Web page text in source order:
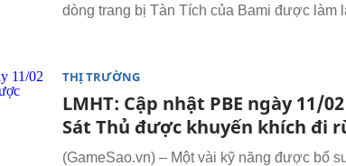
dòng trang bị Tàn Tích của Bami được làm
THỊ TRƯỜNG
LMHT: Cập nhật PBE ngày 11/
Sát Thủ được khuyến khích đi
(GameSao.vn) – Một vài kỹ năng được bổ